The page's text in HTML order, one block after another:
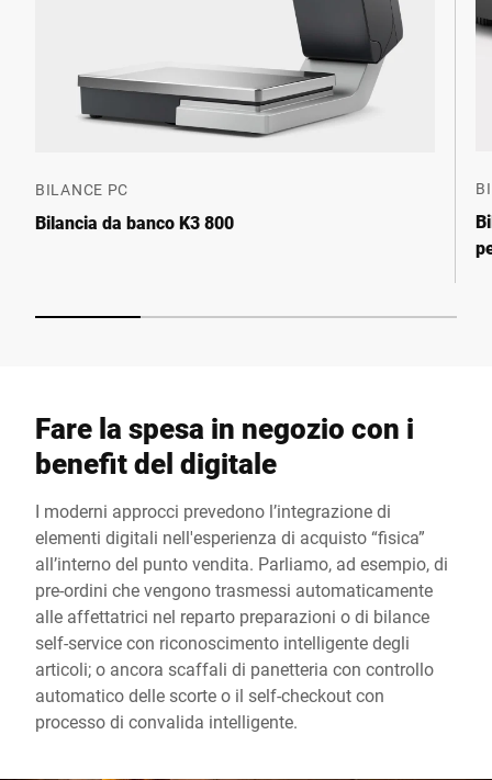
BILANCE PC
Bilancia da banco K3 800
Fare la spesa in negozio con i
benefit del digitale
I moderni approcci prevedono l’integrazione di
elementi digitali nell'esperienza di acquisto “fisica”
all’interno del punto vendita. Parliamo, ad esempio, di
pre-ordini che vengono trasmessi automaticamente
alle affettatrici nel reparto preparazioni o di bilance
self-service con riconoscimento intelligente degli
articoli; o ancora scaffali di panetteria con controllo
automatico delle scorte o il self-checkout con
processo di convalida intelligente.